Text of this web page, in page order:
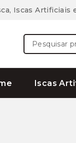
Iscas Artificiais
Pesquisar
por:
Iscas